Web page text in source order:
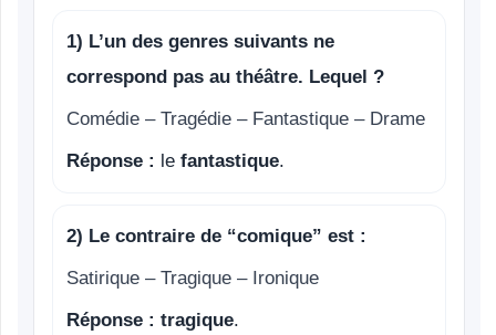
1) L’un des genres suivants ne
correspond pas au théâtre. Lequel ?
Comédie – Tragédie – Fantastique – Drame
Réponse : le fantastique.
2) Le contraire de “comique” est :
Satirique – Tragique – Ironique
Réponse : tragique.